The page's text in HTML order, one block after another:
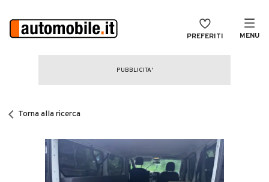
PREFERITI MENU
CERCA
Auto Nuove
Noleggio a lungo termine
Torna alla ricerca